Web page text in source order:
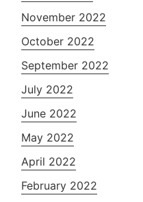
November 2022
October 2022
September 2022
July 2022
June 2022
May 2022
April 2022
February 2022